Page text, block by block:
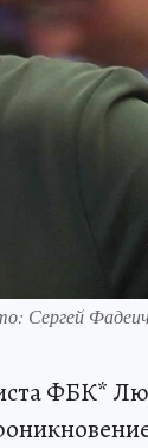
Сергей
ФБК*